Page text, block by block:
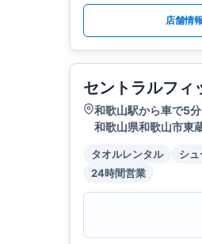
店舗情報
セントラルフィ
和歌山駅から車で5分
和歌山県和歌山市東
タオルレンタル シ
24時間営業